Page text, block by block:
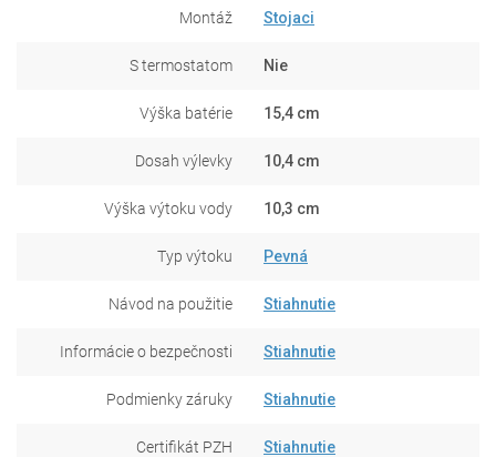
Montáž Stojaci
S termostatom Nie
Výška batérie 15,4 cm
Dosah výlevky 10,4 cm
Výška výtoku vody 10,3 cm
Typ výtoku Pevná
Návod na použitie Stiahnutie
Informácie o bezpečnosti Stiahnutie
Podmienky záruky Stiahnutie
Certifikát PZH Stiahnutie